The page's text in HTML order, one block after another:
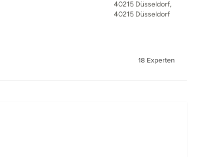
40215 Düsseldorf,
40215 Düsseldorf
18 Experten